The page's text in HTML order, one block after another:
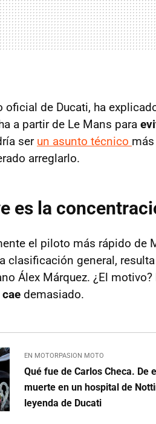
oficial de Ducati, ha
a partir de Le Mans para
ser un asunto técnico
arreglarlo.
es la
el piloto más rápido de
clasificación general,
Álex Márquez. ¿El motivo?
demasiado.
EN MOTORPASION MOTO
Qué fue de Carlos Checa. De
muerte en un hospital de
leyenda de Ducati